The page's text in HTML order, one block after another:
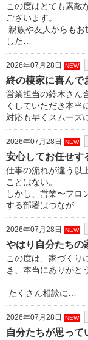
この度はとても素敵
ございます。
親族や友人からもお
した…
2026年07月28日 NEW
終の棲家に喜んで
営業担当の鈴木さん
くしていただき本当
対応も早くスムーズ
2026年07月28日 NEW
安心してお任せす
仕事の流れが違う以
ことはない。
しかし、営業〜フロ
する部署はつなが…
2026年07月28日 NEW
やはり自分たちの
この度は、家づくり
き、本当にありがと
たくさん相談に…
2026年07月28日 NEW
自分たちが思って